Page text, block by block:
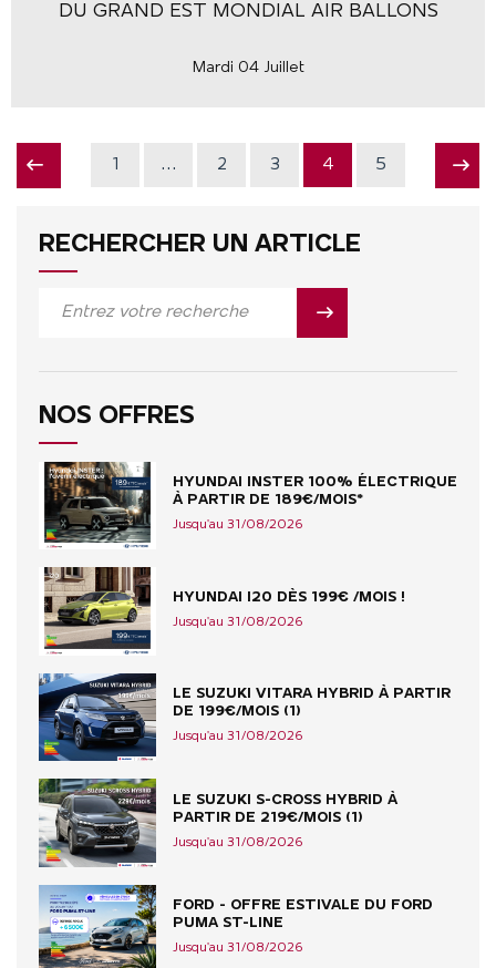
DU GRAND EST MONDIAL AIR BALLONS
Mardi 04 Juillet
1 ... 2 3 4 5
RECHERCHER UN ARTICLE
NOS OFFRES
HYUNDAI INSTER 100% ÉLECTRIQUE
À PARTIR DE 189€/MOIS*
Jusqu'au 31/08/2026
HYUNDAI I20 DÈS 199€ /MOIS !
Jusqu'au 31/08/2026
LE SUZUKI VITARA HYBRID À PARTIR
DE 199€/MOIS (1)
Jusqu'au 31/08/2026
LE SUZUKI S-CROSS HYBRID À
PARTIR DE 219€/MOIS (1)
Jusqu'au 31/08/2026
FORD - OFFRE ESTIVALE DU FORD
PUMA ST-LINE
Jusqu'au 31/08/2026